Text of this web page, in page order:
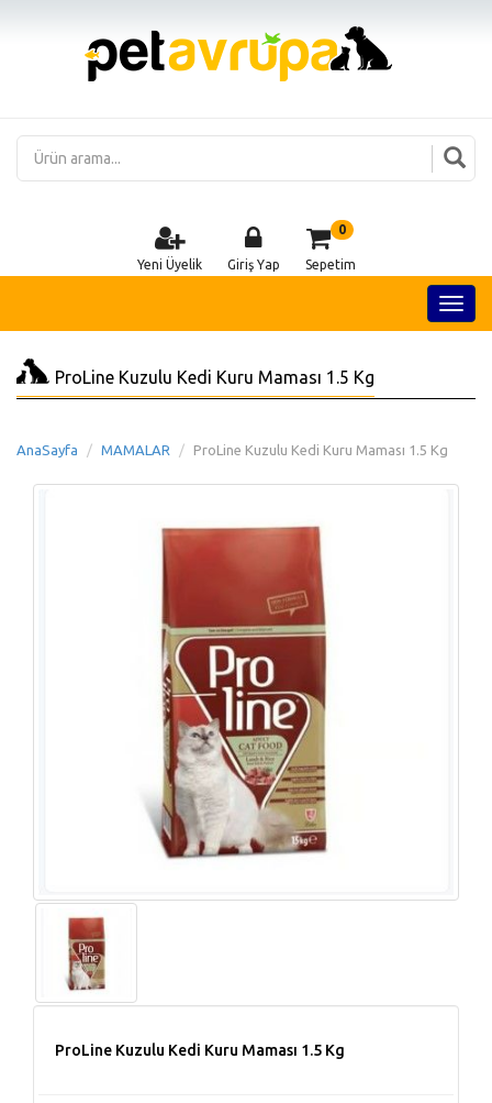
Yeni Üyelik Giriş Yap
0
Sepetim
ProLine Kuzulu Kedi Kuru Maması 1.5 Kg
AnaSayfa MAMALAR ProLine Kuzulu Kedi Kuru Maması 1.5 Kg
ProLine Kuzulu Kedi Kuru Maması 1.5 Kg